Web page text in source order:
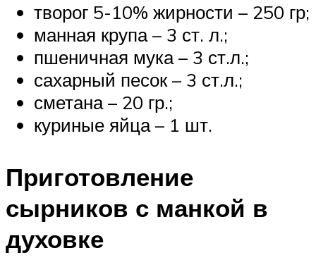
творог 5-10% жирности – 250 гр;
манная крупа – 3 ст. л.;
пшеничная мука – 3 ст.л.;
сахарный песок – 3 ст.л.;
сметана – 20 гр.;
куриные яйца – 1 шт.
Приготовление
сырников с манкой в
духовке